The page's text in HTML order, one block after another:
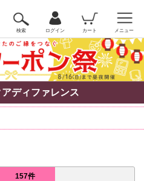
検索 ログイン カート メニュー
ディファレンス
157件